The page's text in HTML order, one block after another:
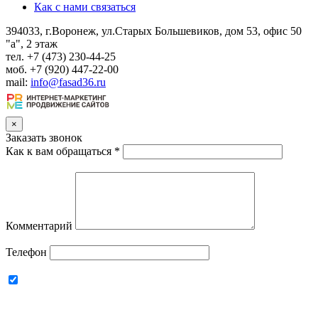
Как с нами связаться
394033, г.Воронеж, ул.Старых Большевиков, дом 53, офис 50
"а", 2 этаж
тел. +7 (473) 230-44-25
моб. +7 (920) 447-22-00
mail: info@fasad36.ru
×
Заказать звонок
Как к вам обращаться *
Комментарий
Телефон